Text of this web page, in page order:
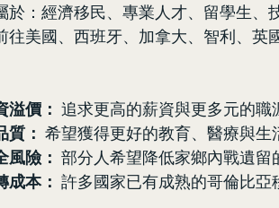
於：經濟移民、專業人才、留學生、
美國、西班牙、加拿大、智利、英
溢價： 追求更高的薪資與更多元的職
質： 希望獲得更好的教育、醫療與生
風險： 部分人希望降低家鄉內戰遺留
成本： 許多國家已有成熟的哥倫比